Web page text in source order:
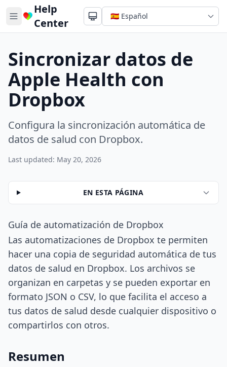
Help
Center
Sincronizar datos de
Apple Health con
Dropbox
Configura la sincronización automática de
datos de salud con Dropbox.
Last updated: May 20, 2026
EN ESTA PÁGINA
Guía de automatización de Dropbox
Las automatizaciones de Dropbox te permiten
hacer una copia de seguridad automática de tus
datos de salud en Dropbox. Los archivos se
organizan en carpetas y se pueden exportar en
formato JSON o CSV, lo que facilita el acceso a
tus datos de salud desde cualquier dispositivo o
compartirlos con otros.
Resumen